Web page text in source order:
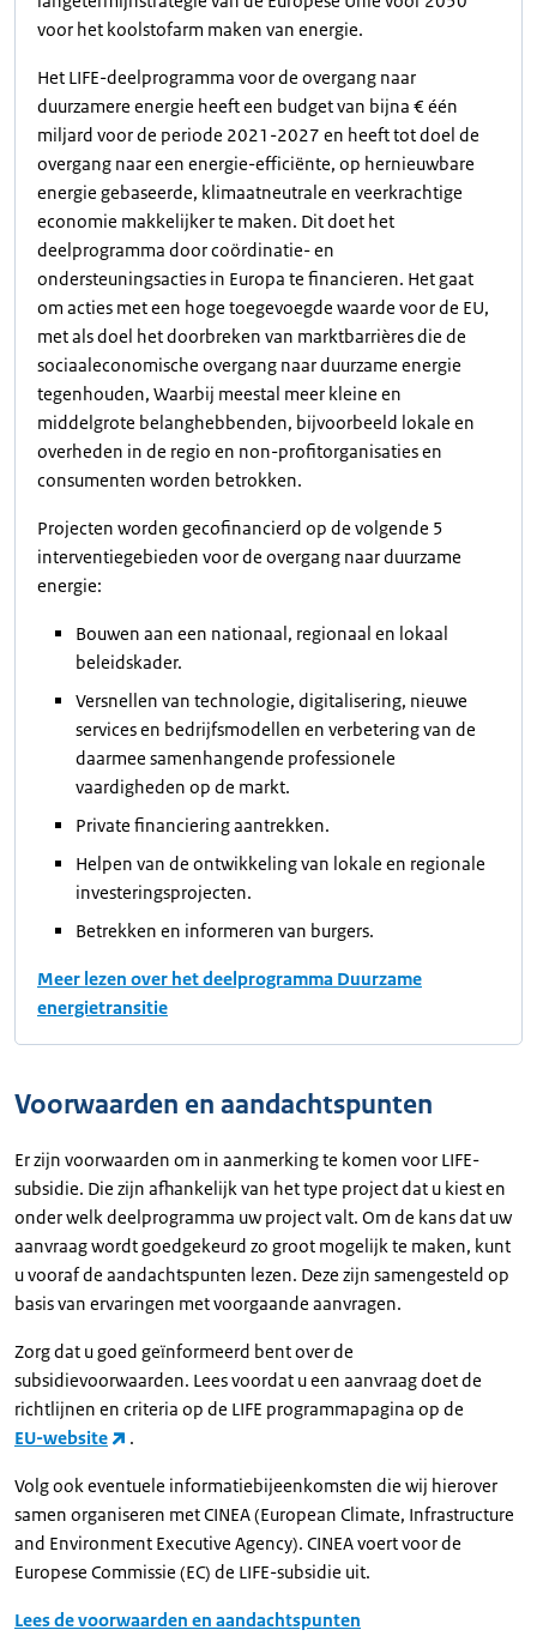
voor het koolstofarm maken van energie.
Het LIFE-deelprogramma voor de overgang naar
duurzamere energie heeft een budget van bijna € één
miljard voor de periode 2021-2027 en heeft tot doel de
overgang naar een energie-efficiënte, op hernieuwbare
energie gebaseerde, klimaatneutrale en veerkrachtige
economie makkelijker te maken. Dit doet het
deelprogramma door coördinatie- en
ondersteuningsacties in Europa te financieren. Het gaat
om acties met een hoge toegevoegde waarde voor de EU,
met als doel het doorbreken van marktbarrières die de
sociaaleconomische overgang naar duurzame energie
tegenhouden, Waarbij meestal meer kleine en
middelgrote belanghebbenden, bijvoorbeeld lokale en
overheden in de regio en non-profitorganisaties en
consumenten worden betrokken.
Projecten worden gecofinancierd op de volgende 5
interventiegebieden voor de overgang naar duurzame
energie:
Bouwen aan een nationaal, regionaal en lokaal
beleidskader.
Versnellen van technologie, digitalisering, nieuwe
services en bedrijfsmodellen en verbetering van de
daarmee samenhangende professionele
vaardigheden op de markt.
Private financiering aantrekken.
Helpen van de ontwikkeling van lokale en regionale
investeringsprojecten.
Betrekken en informeren van burgers.
Meer lezen over het deelprogramma Duurzame
energietransitie
Voorwaarden en aandachtspunten
Er zijn voorwaarden om in aanmerking te komen voor LIFE-
subsidie. Die zijn afhankelijk van het type project dat u kiest en
onder welk deelprogramma uw project valt. Om de kans dat uw
aanvraag wordt goedgekeurd zo groot mogelijk te maken, kunt
u vooraf de aandachtspunten lezen. Deze zijn samengesteld op
basis van ervaringen met voorgaande aanvragen.
Zorg dat u goed geïnformeerd bent over de
subsidievoorwaarden. Lees voordat u een aanvraag doet de
richtlijnen en criteria op de LIFE programmapagina op de
EU-website
.
Volg ook eventuele informatiebijeenkomsten die wij hierover
samen organiseren met CINEA (European Climate, Infrastructure
and Environment Executive Agency). CINEA voert voor de
Europese Commissie (EC) de LIFE-subsidie uit.
Lees de voorwaarden en aandachtspunten